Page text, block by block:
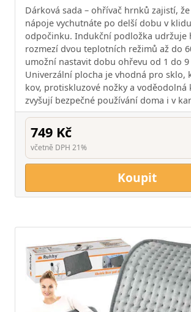
Dárková sada – ohřívač hrnků zajistí,
nápoje vychutnáte po delší dobu v
odpočinku. Indukční podložka udržuje
rozmezí dvou teplotních režimů až do
umožní nastavit dobu ohřevu od 1 do
Univerzální plocha je vhodná pro sklo,
kov, protiskluzové nožky a voděodolná
zvyšují bezpečné používání doma i v
749 Kč
včetně DPH 21%
Koupit